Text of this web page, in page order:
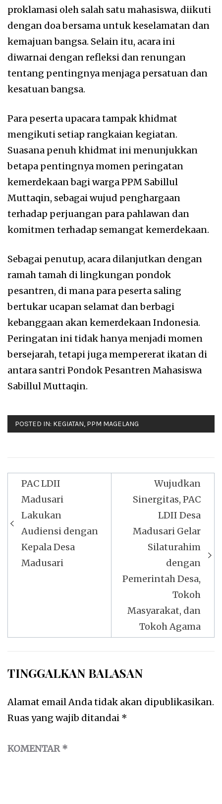
proklamasi oleh salah satu mahasiswa, diikuti
dengan doa bersama untuk keselamatan dan
kemajuan bangsa. Selain itu, acara ini
diwarnai dengan refleksi dan renungan
tentang pentingnya menjaga persatuan dan
kesatuan bangsa.
Para peserta upacara tampak khidmat
mengikuti setiap rangkaian kegiatan.
Suasana penuh khidmat ini menunjukkan
betapa pentingnya momen peringatan
kemerdekaan bagi warga PPM Sabillul
Muttaqin, sebagai wujud penghargaan
terhadap perjuangan para pahlawan dan
komitmen terhadap semangat kemerdekaan.
Sebagai penutup, acara dilanjutkan dengan
ramah tamah di lingkungan pondok
pesantren, di mana para peserta saling
bertukar ucapan selamat dan berbagi
kebanggaan akan kemerdekaan Indonesia.
Peringatan ini tidak hanya menjadi momen
bersejarah, tetapi juga mempererat ikatan di
antara santri Pondok Pesantren Mahasiswa
Sabillul Muttaqin.
POSTED IN: KEGIATAN, PPM MAGELANG
Navigasi
pos
PAC LDII
Madusari
Lakukan
Audiensi dengan
Kepala Desa
Madusari
Wujudkan
Sinergitas, PAC
LDII Desa
Madusari Gelar
Silaturahim
dengan
Pemerintah Desa,
Tokoh
Masyarakat, dan
Tokoh Agama
TINGGALKAN BALASAN
Alamat email Anda tidak akan dipublikasikan.
Ruas yang wajib ditandai *
KOMENTAR*